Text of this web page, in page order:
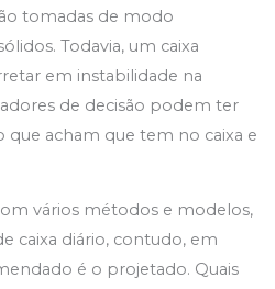
tomadas de modo
Todavia, um caixa
em instabilidade na
de decisão podem ter
que acham que tem no caixa e
vários métodos e modelos,
caixa diário, contudo, em
é o projetado. Quais